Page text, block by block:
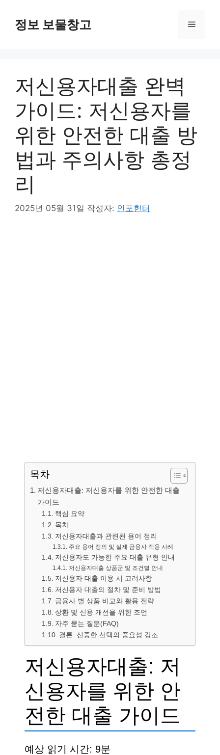
정보 보물창고 메
저신용자대출 완벽
가이드: 저신용자를
위한 안전한 대출 방
법과 주의사항 총정
리
2025년 05월 31일 작성자: 인포헌터
목차
저신용자대출: 저신용자를 위한 안전한 대출
가이드
핵심 요약
목차
저신용자대출과 관련된 용어 정리
주요 용어 정의 및 실제 금융사 적용 사례
저신용자도 가능한 주요 대출 유형 안내
저신용자대출 상품군 및 조건별 안내
저신용자 대출 이용 시 고려사항
저신용자 대출의 절차 및 준비 방법
금융사 별 상품 비교와 활용 전략
상환 및 신용 개선을 위한 조언
자주 묻는 질문(FAQ)
결론: 신중한 선택의 중요성 강조
저신용자대출: 저
신용자를 위한 안
전한 대출 가이드
예상 읽기 시간: 9분